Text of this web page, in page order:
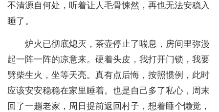
不清源自何处，听着让人毛骨悚然，再也无法安稳入
睡了。
炉火已彻底熄灭，茶壶停止了喘息，房间里弥漫
起一阵一阵的凉意来。硬着头皮，我打开门锁，我要
劈柴生火，坐等天亮。真有点后悔，按照惯例，此时
应该安安稳稳在家里睡着。也是自己多了私心，周末
回了一趟老家，周日提前返回村子，想着睡个懒觉，